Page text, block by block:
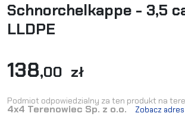
Schnorchelkappe - 3,5
LLDPE
138,00 zł
Podmiot odpowiedzialny za ten produkt na
4x4 Terenowiec Sp. z o.o. Zobacz adres